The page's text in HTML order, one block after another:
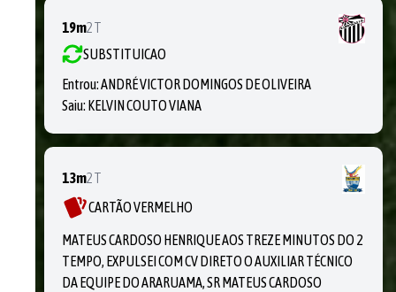
19m2T
SUBSTITUICAO
Entrou:ANDRÉ VICTOR DOMINGOS DE OLIVEIRA
Saiu: KELVIN COUTO VIANA
13m2T
CARTÃO VERMELHO
MATEUS CARDOSO HENRIQUE AOS TREZE MINUTOS DO 2
TEMPO, EXPULSEI COM CV DIRETO O AUXILIAR TÉCNICO
DA EQUIPE DO ARARUAMA, SR MATEUS CARDOSO